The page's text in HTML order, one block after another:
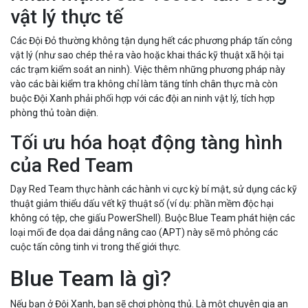
vật lý thực tế
Các Đội Đỏ thường không tận dụng hết các phương pháp tấn công
vật lý (như sao chép thẻ ra vào hoặc khai thác kỹ thuật xã hội tại
các trạm kiểm soát an ninh). Việc thêm những phương pháp này
vào các bài kiểm tra không chỉ làm tăng tính chân thực mà còn
buộc Đội Xanh phải phối hợp với các đội an ninh vật lý, tích hợp
phòng thủ toàn diện.
Tối ưu hóa hoạt động tàng hình
của Red Team
Dạy Red Team thực hành các hành vi cực kỳ bí mật, sử dụng các kỹ
thuật giảm thiểu dấu vết kỹ thuật số (ví dụ: phần mềm độc hại
không có tệp, che giấu PowerShell). Buộc Blue Team phát hiện các
loại mối đe dọa dai dẳng nâng cao (APT) này sẽ mô phỏng các
cuộc tấn công tinh vi trong thế giới thực.
Blue Team là gì?
Nếu bạn ở Đội Xanh, bạn sẽ chơi phòng thủ. Là một chuyên gia an